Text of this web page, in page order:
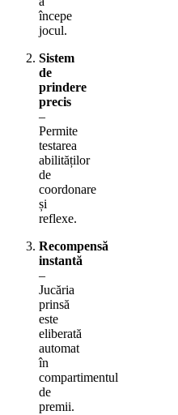
începe
jocul.
Sistem
de
prindere
precis
–
Permite
testarea
abilităților
de
coordonare
și
reflexe.
Recompensă
instantă
–
Jucăria
prinsă
este
eliberată
automat
în
compartimentul
de
premii.